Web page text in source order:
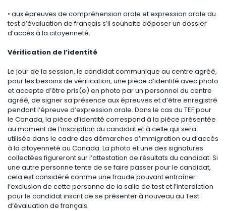
• aux épreuves de compréhension orale et expression orale du
test d’évaluation de français s’il souhaite déposer un dossier
d’accès à la citoyenneté.
Vérification de l’identité
Le jour de la session, le candidat communique au centre agréé,
pour les besoins de vérification, une pièce d’identité avec photo
et accepte d’être pris(e) en photo par un personnel du centre
agréé, de signer sa présence aux épreuves et d’être enregistré
pendant l’épreuve d’expression orale. Dans le cas du TEF pour
le Canada, la pièce d’identité correspond à la pièce présentée
au moment de l’inscription du candidat et à celle qui sera
utilisée dans le cadre des démarches d’immigration ou d’accès
à la citoyenneté au Canada. La photo et une des signatures
collectées figureront sur l’attestation de résultats du candidat. Si
une autre personne tente de se faire passer pour le candidat,
cela est considéré comme une fraude pouvant entraîner
l’exclusion de cette personne de la salle de test et l’interdiction
pour le candidat inscrit de se présenter à nouveau au Test
d’évaluation de français.